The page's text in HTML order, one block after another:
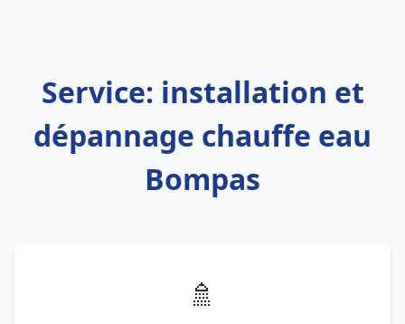
Service: installation et
dépannage chauffe eau
Bompas
🚿